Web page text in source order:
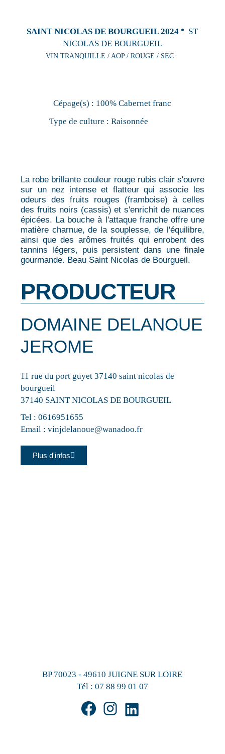
SAINT NICOLAS DE BOURGUEIL 2024
ST
NICOLAS DE BOURGUEIL
VIN TRANQUILLE / AOP / ROUGE / SEC
Cépage(s) : 100% Cabernet franc
Type de culture : Raisonnée
La robe brillante couleur rouge rubis clair s'ouvre
sur un nez intense et flatteur qui associe les
odeurs des fruits rouges (framboise) à celles
des fruits noirs (cassis) et s'enrichit de nuances
épicées. La bouche à l'attaque franche offre une
matière charnue, de la souplesse, de l'équilibre,
ainsi que des arômes fruités qui enrobent des
tannins légers, puis persistent dans une finale
gourmande. Beau Saint Nicolas de Bourgueil.
PRODUCTEUR
DOMAINE DELANOUE
JEROME
11 rue du port guyet 37140 saint nicolas de
bourgueil
37140 SAINT NICOLAS DE BOURGUEIL
Tel :0616951655
Email :vinjdelanoue@wanadoo.fr
Plus d'infos
BP 70023 - 49610 JUIGNE SUR LOIRE
Tél : 07 88 99 01 07